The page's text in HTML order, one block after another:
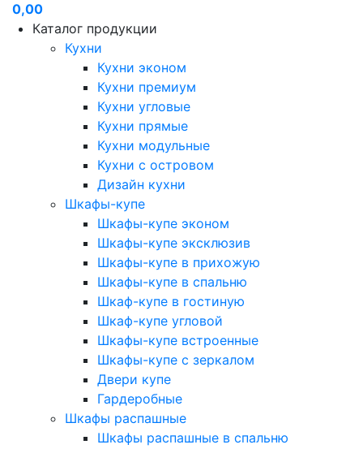
0,00
Каталог продукции
Кухни
Кухни эконом
Кухни премиум
Кухни угловые
Кухни прямые
Кухни модульные
Кухни с островом
Дизайн кухни
Шкафы-купе
Шкафы-купе эконом
Шкафы-купе эксклюзив
Шкафы-купе в прихожую
Шкафы-купе в спальню
Шкаф-купе в гостиную
Шкаф-купе угловой
Шкафы-купе встроенные
Шкафы-купе с зеркалом
Двери купе
Гардеробные
Шкафы распашные
Шкафы распашные в спальню